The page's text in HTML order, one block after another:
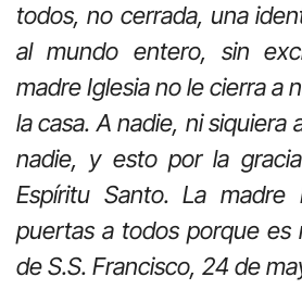
todos, no cerrada, una
al mundo entero, sin
madre Iglesia no le cierra a
la casa. A nadie, ni siquiera
nadie, y esto por la
Espíritu Santo. La madre
puertas a todos porque es
de S.S. Francisco, 24 de